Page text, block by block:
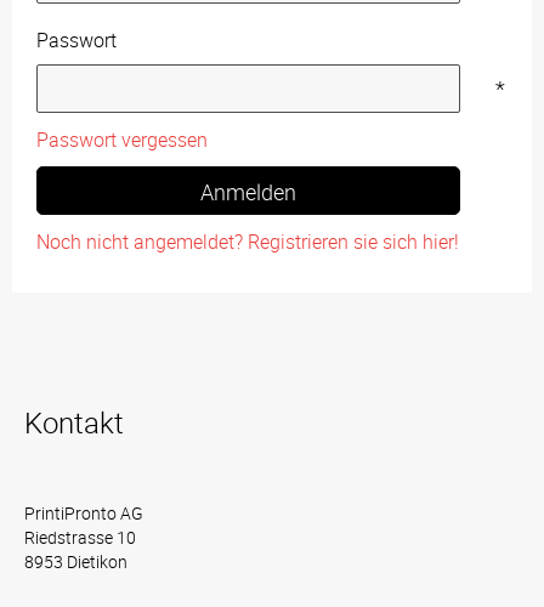
Passwort
*
Passwort vergessen
Anmelden
Noch nicht angemeldet? Registrieren sie sich hier!
Kontakt
PrintiPronto AG
Riedstrasse 10
8953 Dietikon